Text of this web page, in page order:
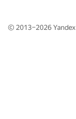
© 2013–2026Yandex